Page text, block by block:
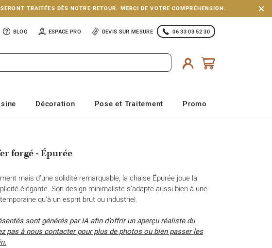
TRAITÉES DÈS NOTRE RETOUR. MERCI DE VOTRE COMPRÉHENSION.
BLOG ESPACE PRO DEVIS SUR MESURE 06 33 03 52 30
Décoration Pose et Traitement Promo
forgé - Épurée
mais d’une solidité remarquable, la chaise Épurée joue la
élégante. Son design minimaliste s’adapte aussi bien à une
qu’à un esprit brut ou industriel.
sont générés par IA afin d’offrir un aperçu réaliste du
pas à nous contacter pour plus de photos ou bien passer les